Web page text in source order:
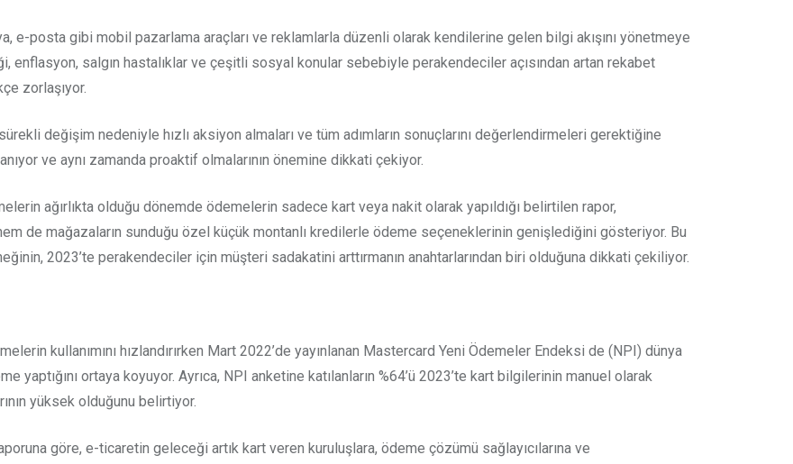
e-posta gibi mobil pazarlama araçları ve reklamlarla düzenli olarak kendilerine gelen bilgi akışını yönetmeye
enflasyon, salgın hastalıklar ve çeşitli sosyal konular sebebiyle perakendeciler açısından artan rekabet
zorlaşıyor.
değişim nedeniyle hızlı aksiyon almaları ve tüm adımların sonuçlarını değerlendirmeleri gerektiğine
ve aynı zamanda proaktif olmalarının önemine dikkati çekiyor.
ağırlıkta olduğu dönemde ödemelerin sadece kart veya nakit olarak yapıldığı belirtilen rapor,
de mağazaların sunduğu özel küçük montanlı kredilerle ödeme seçeneklerinin genişlediğini gösteriyor. Bu
2023’te perakendeciler için müşteri sadakatini arttırmanın anahtarlarından biri olduğuna dikkati çekiliyor.
kullanımını hızlandırırken Mart 2022’de yayınlanan Mastercard Yeni Ödemeler Endeksi de (NPI) dünya
yaptığını ortaya koyuyor. Ayrıca, NPI anketine katılanların %64’ü 2023’te kart bilgilerinin manuel olarak
yüksek olduğunu belirtiyor.
göre, e-ticaretin geleceği artık kart veren kuruluşlara, ödeme çözümü sağlayıcılarına ve